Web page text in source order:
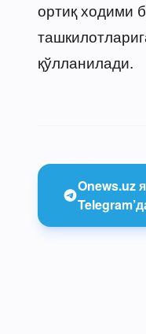
ортиқ ходими
қўлланилади.
Onews.uz